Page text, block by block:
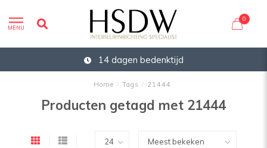
MENU
0
14 dagen bedenktijd
Home / Tags / 21444
Producten getagd met 21444